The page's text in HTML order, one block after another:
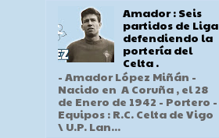
Amador : Seis
partidos de Liga
defendiendo la
portería del
Celta .
- Amador López Miñán -
Nacido en A Coruña , el 28
de Enero de 1942 - Portero -
Equipos : R.C. Celta de Vigo
\ U.P. Lan...